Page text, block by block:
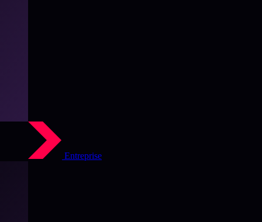
Entreprise